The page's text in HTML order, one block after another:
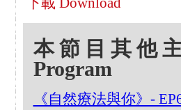
本節目其他
Program
《自然療法與你》-